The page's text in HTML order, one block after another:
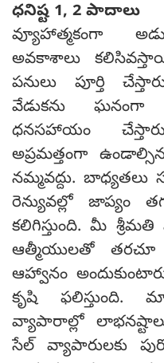
ధనిష్ట 1, 2 పాదాలు
వ్యూహాత్మకంగా
అవకాశాలు
పనులు పూర్తి
వేడుకను ఘనంగా
ధనసహాయం
అప్రమత్తంగా
నమ్మవద్దు.
రెన్యువల్లో జాప్యం
కలిగిస్తుంది. మీ
ఆత్మీయులతో తరచూ
ఆహ్వానం
కృషి ఫలిస్తుంది.
వ్యాపారాల్లో
సేల్ వ్యాపారులకు